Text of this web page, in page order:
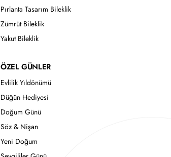
Pırlanta Tasarım Bileklik
Zümrüt Bileklik
Yakut Bileklik
ÖZEL GÜNLER
Evlilik Yıldönümü
Düğün Hediyesi
Doğum Günü
Söz & Nişan
Yeni Doğum